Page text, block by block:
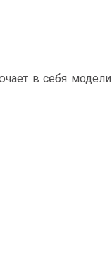
в себя модели